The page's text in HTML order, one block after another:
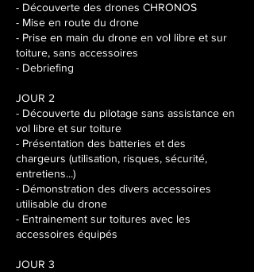
- Découverte des drones CHRONOS
- Mise en route du drone
- Prise en main du drone en vol libre et sur
toiture, sans accessoires
- Debriefing
JOUR 2
- Découverte du pilotage sans assistance en
vol libre et sur toiture
- Présentation des batteries et des
chargeurs (utilisation, risques, sécurité,
entretiens...)
- Démonstration des divers accessoires
utilisable du drone
- Entrainement sur toitures avec les
accessoires équipés
JOUR 3